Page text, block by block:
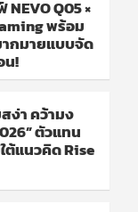
Q05 ×
พร้อม
ากมายแบบจัด
น!
ง่า คว้ามง
ตัวแทน
ต้แนวคิด Rise